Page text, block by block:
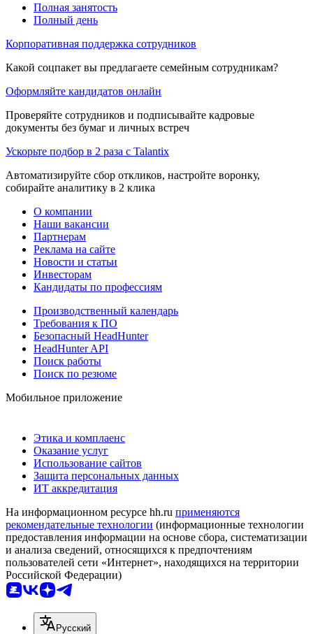
Полная занятость
Полный день
Корпоративная поддержка сотрудников
Какой соцпакет вы предлагаете семейным сотрудникам?
Оформляйте кандидатов онлайн
Проверяйте сотрудников и подписывайте кадровые
документы без бумаг и личных встреч
Ускорьте подбор в 2 раза с Talantix
Автоматизируйте сбор откликов, настройте воронку,
собирайте аналитику в 2 клика
О компании
Наши вакансии
Партнерам
Реклама на сайте
Новости и статьи
Инвесторам
Кандидаты по профессиям
Производственный календарь
Требования к ПО
Безопасный HeadHunter
HeadHunter API
Поиск работы
Поиск по резюме
Мобильное приложение
Этика и комплаенс
Оказание услуг
Использование сайтов
Защита персональных данных
ИТ аккредитация
На информационном ресурсе hh.ru применяются
рекомендательные технологии (информационные технологии
предоставления информации на основе сбора, систематизации
и анализа сведений, относящихся к предпочтениям
пользователей сети «Интернет», находящихся на территории
Российской Федерации)
Русский